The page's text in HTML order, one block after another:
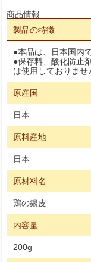
商品情報
製品の特徴
●本品は、日本国内
●保存料、酸化防止
は使用しておりませ
原産国
日本
原料産地
日本
原材料名
鶏の銀皮
内容量
200g